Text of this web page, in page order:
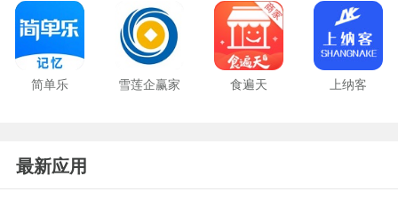
简单乐 雪莲企赢家 食遍天 上纳客
最新应用